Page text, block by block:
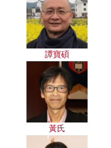
譚寶碩
黃氏